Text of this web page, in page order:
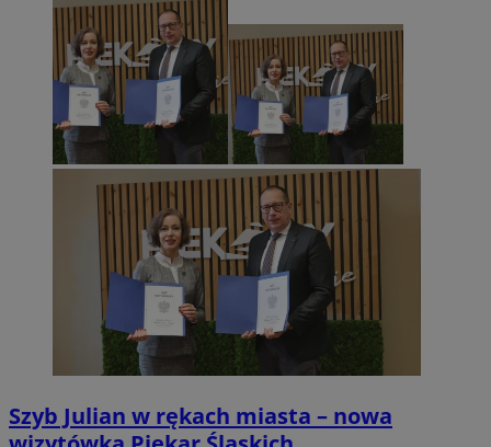
Szyb Julian w rękach miasta – nowa